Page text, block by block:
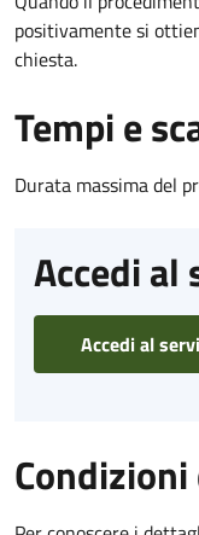
positivamente si
chiesta.
Tempi e
Durata massima del
Accedi al
Accedi al